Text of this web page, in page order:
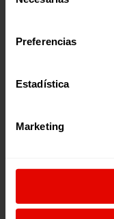
Preferencias
Estadística
Marketing